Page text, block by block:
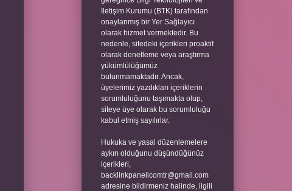
İletişim Kurumu (BTK) tarafından
onaylanmış bir Yer Sağlayıcı
olarak hizmet vermektedir. Bu
nedenle, sitedeki içerikleri proaktif
olarak denetleme veya araştırma
yükümlülüğümüz
bulunmamaktadır. Ancak,
üyelerimiz yazdıkları içeriklerin
sorumluluğunu taşımakta olup,
siteye üye olarak bu sorumluluğu
kabul etmiş sayılırlar.
Hukuka ve yasal düzenlemelere
aykırı olduğunu düşündüğünüz
içerikleri,
backlinkpanelicomtr@gmail.com
adresine bildirmeniz halinde, ilgili